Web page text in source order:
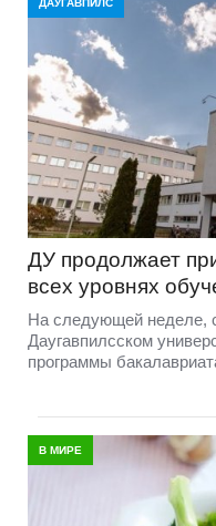
ДАУГАВПИЛС
ДУ продолжает
всех уровнях
На следующей неделе,
Даугавпилсском
программы
В МИРЕ